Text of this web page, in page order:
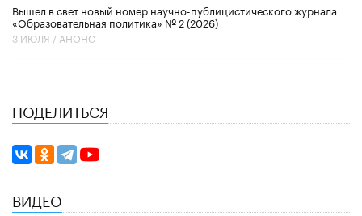
Вышел в свет новый номер научно-публицистического журнала
«Образовательная политика» № 2 (2026)
3 ИЮЛЯ / АНОНС
ПОДЕЛИТЬСЯ
ВИДЕО